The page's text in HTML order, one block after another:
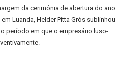
da cerimónia de abertura do ano
Luanda, Helder Pitta Grós sublinhou
período em que o empresário luso-